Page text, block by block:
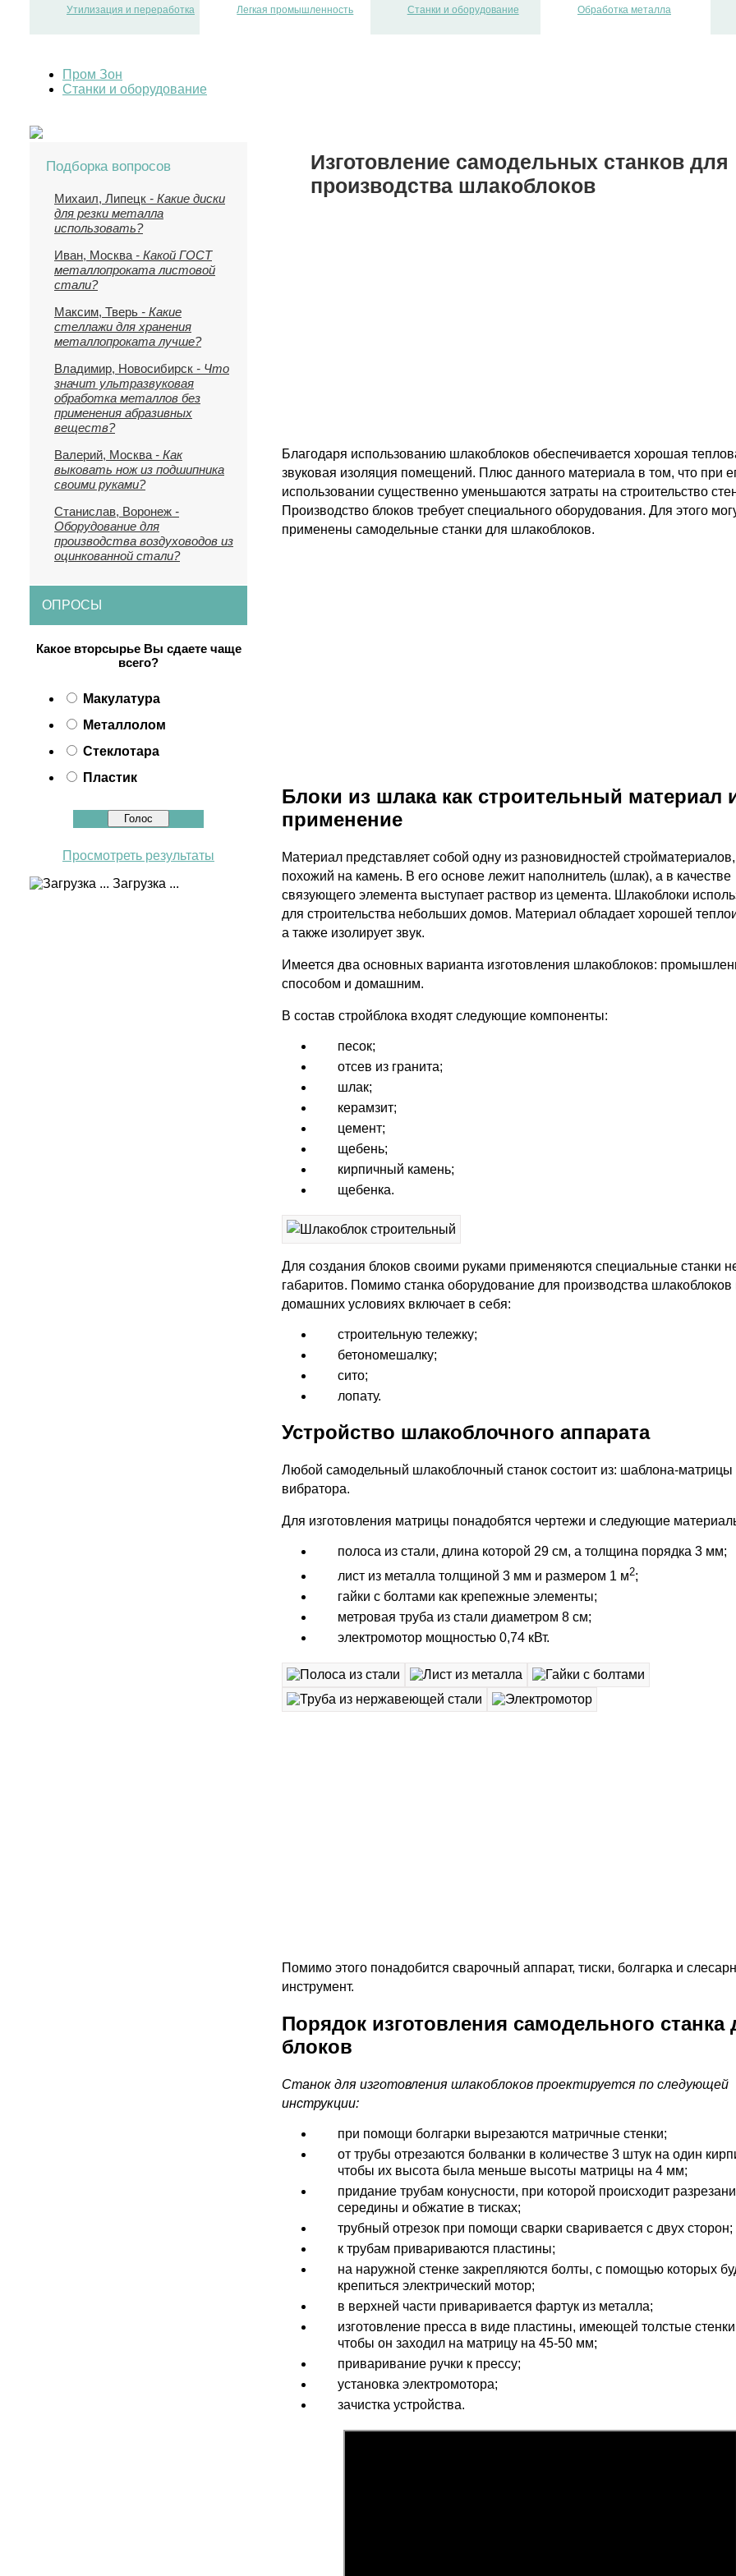
Утилизация и переработка Легкая промышленность Станки и оборудование Обработка металла
Пром Зон
Станки и оборудование
Подборка вопросов
Михаил, Липецк - Какие диски
для резки металла
использовать?
Иван, Москва - Какой ГОСТ
металлопроката листовой
стали?
Максим, Тверь - Какие
стеллажи для хранения
металлопроката лучше?
Владимир, Новосибирск - Что
значит ультразвуковая
обработка металлов без
применения абразивных
веществ?
Валерий, Москва - Как
выковать нож из подшипника
своими руками?
Станислав, Воронеж -
Оборудование для
производства воздуховодов из
оцинкованной стали?
ОПРОСЫ
Какое вторсырье Вы сдаете чаще
всего?
Макулатура
Металлолом
Стеклотара
Пластик
Просмотреть результаты
Загрузка ...
Изготовление самодельных станков для
производства шлакоблоков
Благодаря использованию шлакоблоков обеспечивается хорошая
звуковая изоляция помещений. Плюс данного материала в том, что при
использовании существенно уменьшаются затраты на строительство
Производство блоков требует специального оборудования. Для этого
применены самодельные станки для шлакоблоков.
Блоки из шлака как строительный материал
применение
Материал представляет собой одну из разновидностей
похожий на камень. В его основе лежит наполнитель (шлак), а в качестве
связующего элемента выступает раствор из цемента. Шлакоблоки
для строительства небольших домов. Материал обладает хорошей
а также изолирует звук.
Имеется два основных варианта изготовления шлакоблоков:
способом и домашним.
В состав стройблока входят следующие компоненты:
песок;
отсев из гранита;
шлак;
керамзит;
цемент;
щебень;
кирпичный камень;
щебенка.
Для создания блоков своими руками применяются специальные станки
габаритов. Помимо станка оборудование для производства шлакоблоков
домашних условиях включает в себя:
строительную тележку;
бетономешалку;
сито;
лопату.
Устройство шлакоблочного аппарата
Любой самодельный шлакоблочный станок состоит из: шаблона-матрицы
вибратора.
Для изготовления матрицы понадобятся чертежи и следующие
полоса из стали, длина которой 29 см, а толщина порядка 3 мм;
лист из металла толщиной 3 мм и размером 1 м2;
гайки с болтами как крепежные элементы;
метровая труба из стали диаметром 8 см;
электромотор мощностью 0,74 кВт.
Помимо этого понадобится сварочный аппарат, тиски, болгарка и
инструмент.
Порядок изготовления самодельного станка
блоков
Станок для изготовления шлакоблоков проектируется по следующей
инструкции:
при помощи болгарки вырезаются матричные стенки;
от трубы отрезаются болванки в количестве 3 штук на один
чтобы их высота была меньше высоты матрицы на 4 мм;
придание трубам конусности, при которой происходит
середины и обжатие в тисках;
трубный отрезок при помощи сварки сваривается с двух сторон;
к трубам привариваются пластины;
на наружной стенке закрепляются болты, с помощью которых
крепиться электрический мотор;
в верхней части приваривается фартук из металла;
изготовление пресса в виде пластины, имеющей толстые
чтобы он заходил на матрицу на 45-50 мм;
приваривание ручки к прессу;
установка электромотора;
зачистка устройства.